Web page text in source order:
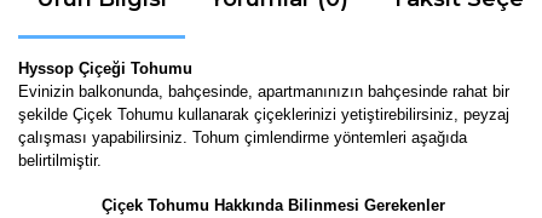
Hyssop Çiçeği Tohumu
Evinizin balkonunda, bahçesinde, apartmanınızın bahçesinde rahat bir
şekilde Çiçek Tohumu kullanarak çiçeklerinizi yetiştirebilirsiniz, peyzaj
çalışması yapabilirsiniz. Tohum çimlendirme yöntemleri aşağıda
belirtilmiştir.
Çiçek Tohumu Hakkında Bilinmesi Gerekenler